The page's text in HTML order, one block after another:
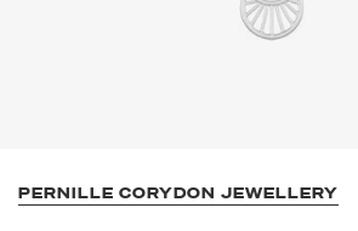
PERNILLE CORYDON JEWELLERY